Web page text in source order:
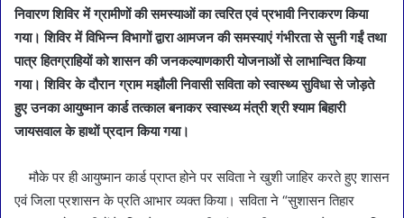
निवारण शिविर में ग्रामीणों की समस्याओं का त्वरित एवं प्रभावी निराकरण किया
गया। शिविर में विभिन्न विभागों द्वारा आमजन की समस्याएं गंभीरता से सुनी गईं तथा
पात्र हितग्राहियों को शासन की जनकल्याणकारी योजनाओं से लाभान्वित किया
गया। शिविर के दौरान ग्राम मझौली निवासी सविता को स्वास्थ्य सुविधा से जोड़ते
हुए उनका आयुष्मान कार्ड तत्काल बनाकर स्वास्थ्य मंत्री श्री श्याम बिहारी
जायसवाल के हाथों प्रदान किया गया।
मौके पर ही आयुष्मान कार्ड प्राप्त होने पर सविता ने खुशी जाहिर करते हुए शासन
एवं जिला प्रशासन के प्रति आभार व्यक्त किया। सविता ने “सुशासन तिहार